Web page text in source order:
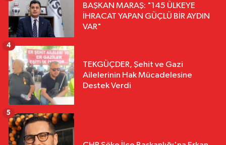
BAŞKAN MARAŞ: "145 ÜLKEYE
İHRACAT YAPAN GÜÇLÜ BİR AYDIN
VAR"
TEKGÜÇDER, Şehit ve Gazi
Ailelerinin Hak Mücadelesine
Destek Verdi
4
5